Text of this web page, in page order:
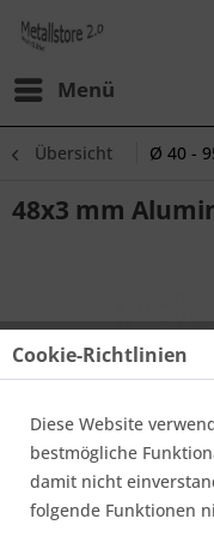
Menü
Übersicht Ø 40 -
48x3 mm
Cookie-Richtlinien
Diese Website
bestmögliche
damit nicht
folgende Funktionen